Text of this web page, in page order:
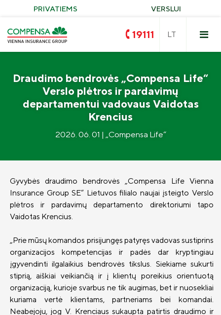
atsakomybės draudimas
KASKO draudimas elektromobiliams
KASKO alternatyvus
Kelionės
Neapykantai STOP
„Compensa Life“ sveikatos draudimas
„Seesam“ sveikatos draudimas
II pensijų pakopa: likti ar išlipti?
Investicinis gyvybės draudimas
Investavimo kryptys
Kas yra investavimas?
Rizikų draudimas
PRIVATIEMS VERSLUI
19111
Draudimo bendrovės „Compensa Life“
Verslo plėtros ir pardavimų
departamentui vadovaus Vaidotas
Krencius
2026. 06. 01 | „Compensa Life“
Gyvybės draudimo bendrovės „Compensa Life Vienna
Insurance Group SE“ Lietuvos filialo naujai įsteigto Verslo
plėtros ir pardavimų departamento direktoriumi tapo
Vaidotas Krencius.
„Prie mūsų komandos prisijungęs patyręs vadovas sustiprins
organizacijos kompetencijas ir padės dar kryptingiau
įgyvendinti ilgalaikius bendrovės tikslus. Siekiame sukurti
stiprią, aiškiai veikiančią ir į klientų poreikius orientuotą
organizaciją, kurioje svarbus ne tik augimas, bet ir nuosekliai
kuriama vertė klientams, partneriams bei komandai.
Neabejoju, jog V. Krenciaus sukaupta patirtis draudimo ir